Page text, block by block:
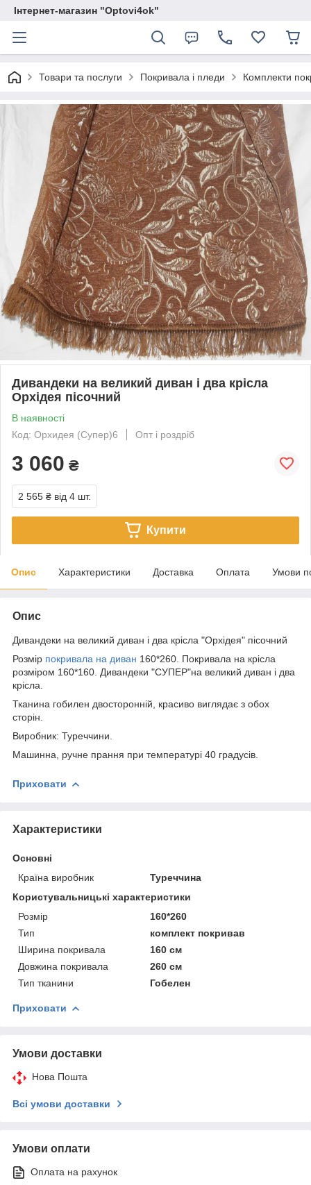
Інтернет-магазин "Optovi4ok"
Товари та послуги Покривала і пледи Комплекти
Дивандеки на великий диван і два крісла
Орхідея пісочний
В наявності
Код: Орхидея (Супер)6
Опт і роздріб
3 060 ₴
2 565 ₴ від 4 шт.
Купити
Опис Характеристики Доставка Оплата Умови
Опис
Дивандеки на великий диван і два крісла "Орхідея" пісочний
Розмір покривала на диван 160*260. Покривала на крісла
розміром 160*160. Дивандеки "СУПЕР"на великий диван і два
крісла.
Тканина гобилен двосторонній, красиво виглядає з обох
сторін.
Виробник: Туреччини.
Машинна, ручне прання при температурі 40 градусів.
Приховати
Характеристики
Основні
Країна виробник
Туреччина
Користувальницькі характеристики
Розмір
160*260
Тип
комплект покривав
Ширина покривала
160 см
Довжина покривала
260 см
Тип тканини
Гобелен
Приховати
Умови доставки
Нова Пошта
Всі умови доставки
Умови оплати
Оплата на рахунок